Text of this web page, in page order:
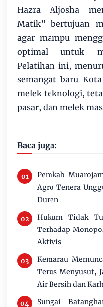
Hazra Aljosha
Matik” bertujuan
agar mampu
optimal untuk
Pelatihan ini,
semangat baru
melek teknologi,
pasar, dan melek
Baca juga:
Pemkab
Agro Tenera
Duren
Hukum Tidak
Terhadap
Aktivis
Kemarau
Terus Menyusut,
Air Bersih dan
Sungai